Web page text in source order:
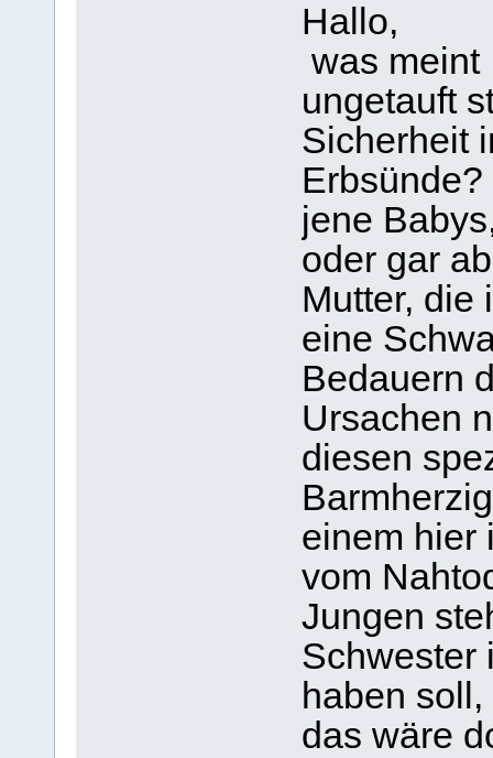
Hallo,
was meint
ungetauft
Sicherheit
jene
oder gar
Mutter, die
eine
Bedauern
Ursachen
diesen
einem hier
vom
Jungen
Schwester
haben
das wäre